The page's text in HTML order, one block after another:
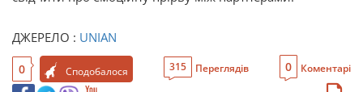
ДЖЕРЕЛО : UNIAN
0 Сподобалося 315 Переглядів 0 Коментарі